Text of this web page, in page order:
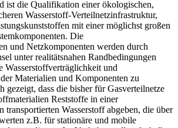
ist die Qualifikation einer ökologischen,
Wasserstoff-Verteilnetzinfrastruktur,
mit einer möglichst großen
Die
und Netzkomponenten werden durch
unter realitätsnahen Randbedingungen
Wasserstoffverträglichkeit und
Materialien und Komponenten zu
gezeigt, dass die bisher für Gasverteilnetze
Reststoffe in einer
transportierten Wasserstoff abgeben, die über
z.B. für stationäre und mobile